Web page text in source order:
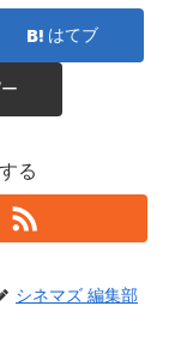
はてブ
る
シネマズ 編集部